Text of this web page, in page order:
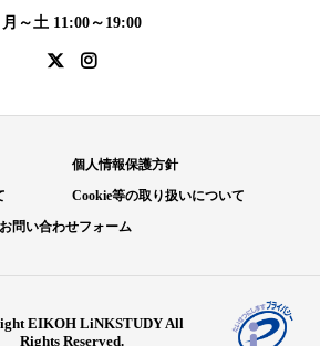
月～土 11:00～19:00
個人情報保護方針
Cookie等の取り扱いについて
問い合わせフォーム
EIKOH LiNKSTUDY All
Rights Reserved.